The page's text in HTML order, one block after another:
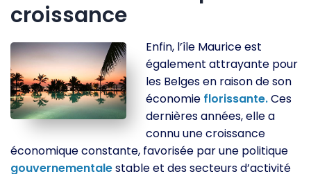
croissance
Enfin, l’île Maurice est
également attrayante pour
les Belges en raison de son
économie florissante.Ces
dernières années, elle a
connu une croissance
économique constante, favorisée par une politique
gouvernementalestable et des secteurs d’activité